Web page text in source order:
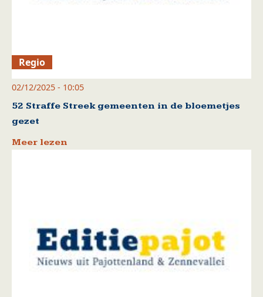
Regio
02/12/2025 - 10:05
52 Straffe Streek gemeenten in de bloemetjes
gezet
Meer lezen